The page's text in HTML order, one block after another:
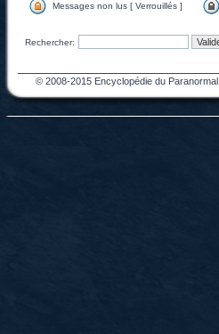
Messages non lus [ Verrouillés ]
Rechercher:
© 2008-2015 Encyclopédie du Paranormal